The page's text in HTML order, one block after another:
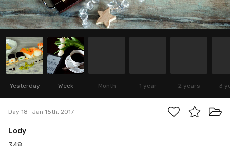
Yesterday Week Month 1 year 2 years 3
Day 18 Jan 15th, 2017
Lody